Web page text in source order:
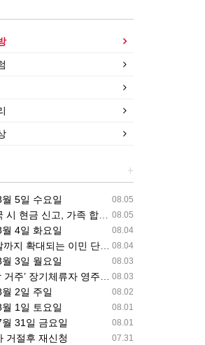
+
08.05
5일 수요일
08.05
신고, 가족 합산 1만 달러가 기준입니다.
08.04
4일 화요일
08.04
는 이민 단속… 287(g) 프로그램의 대대적 확장
08.03
3일 월요일
08.03
체류자 영주권 법안 재추진… 현실화될 수 있을까?
08.02
2일 주일
08.01
1일 토요일
08.01
31일 금요일
07.31
거절후 재신청